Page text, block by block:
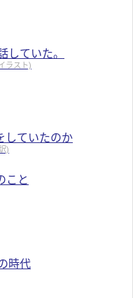
していた。
ラスト)
していたのか
)
こと
時代